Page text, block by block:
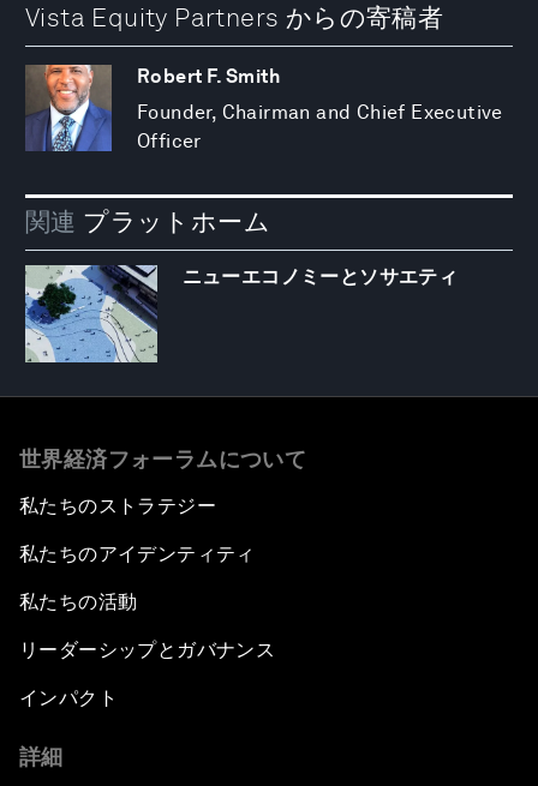
Vista Equity Partners からの寄稿者
Robert F. Smith
Founder, Chairman and Chief Executive
Officer
関連 プラットホーム
ニューエコノミーとソサエティ
世界経済フォーラムについて
私たちのストラテジー
私たちのアイデンティティ
私たちの活動
リーダーシップとガバナンス
インパクト
詳細